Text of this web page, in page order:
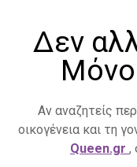
Δεν
Μόνο
Αν αναζητείς
οικογένεια και τη
Queen.gr ,